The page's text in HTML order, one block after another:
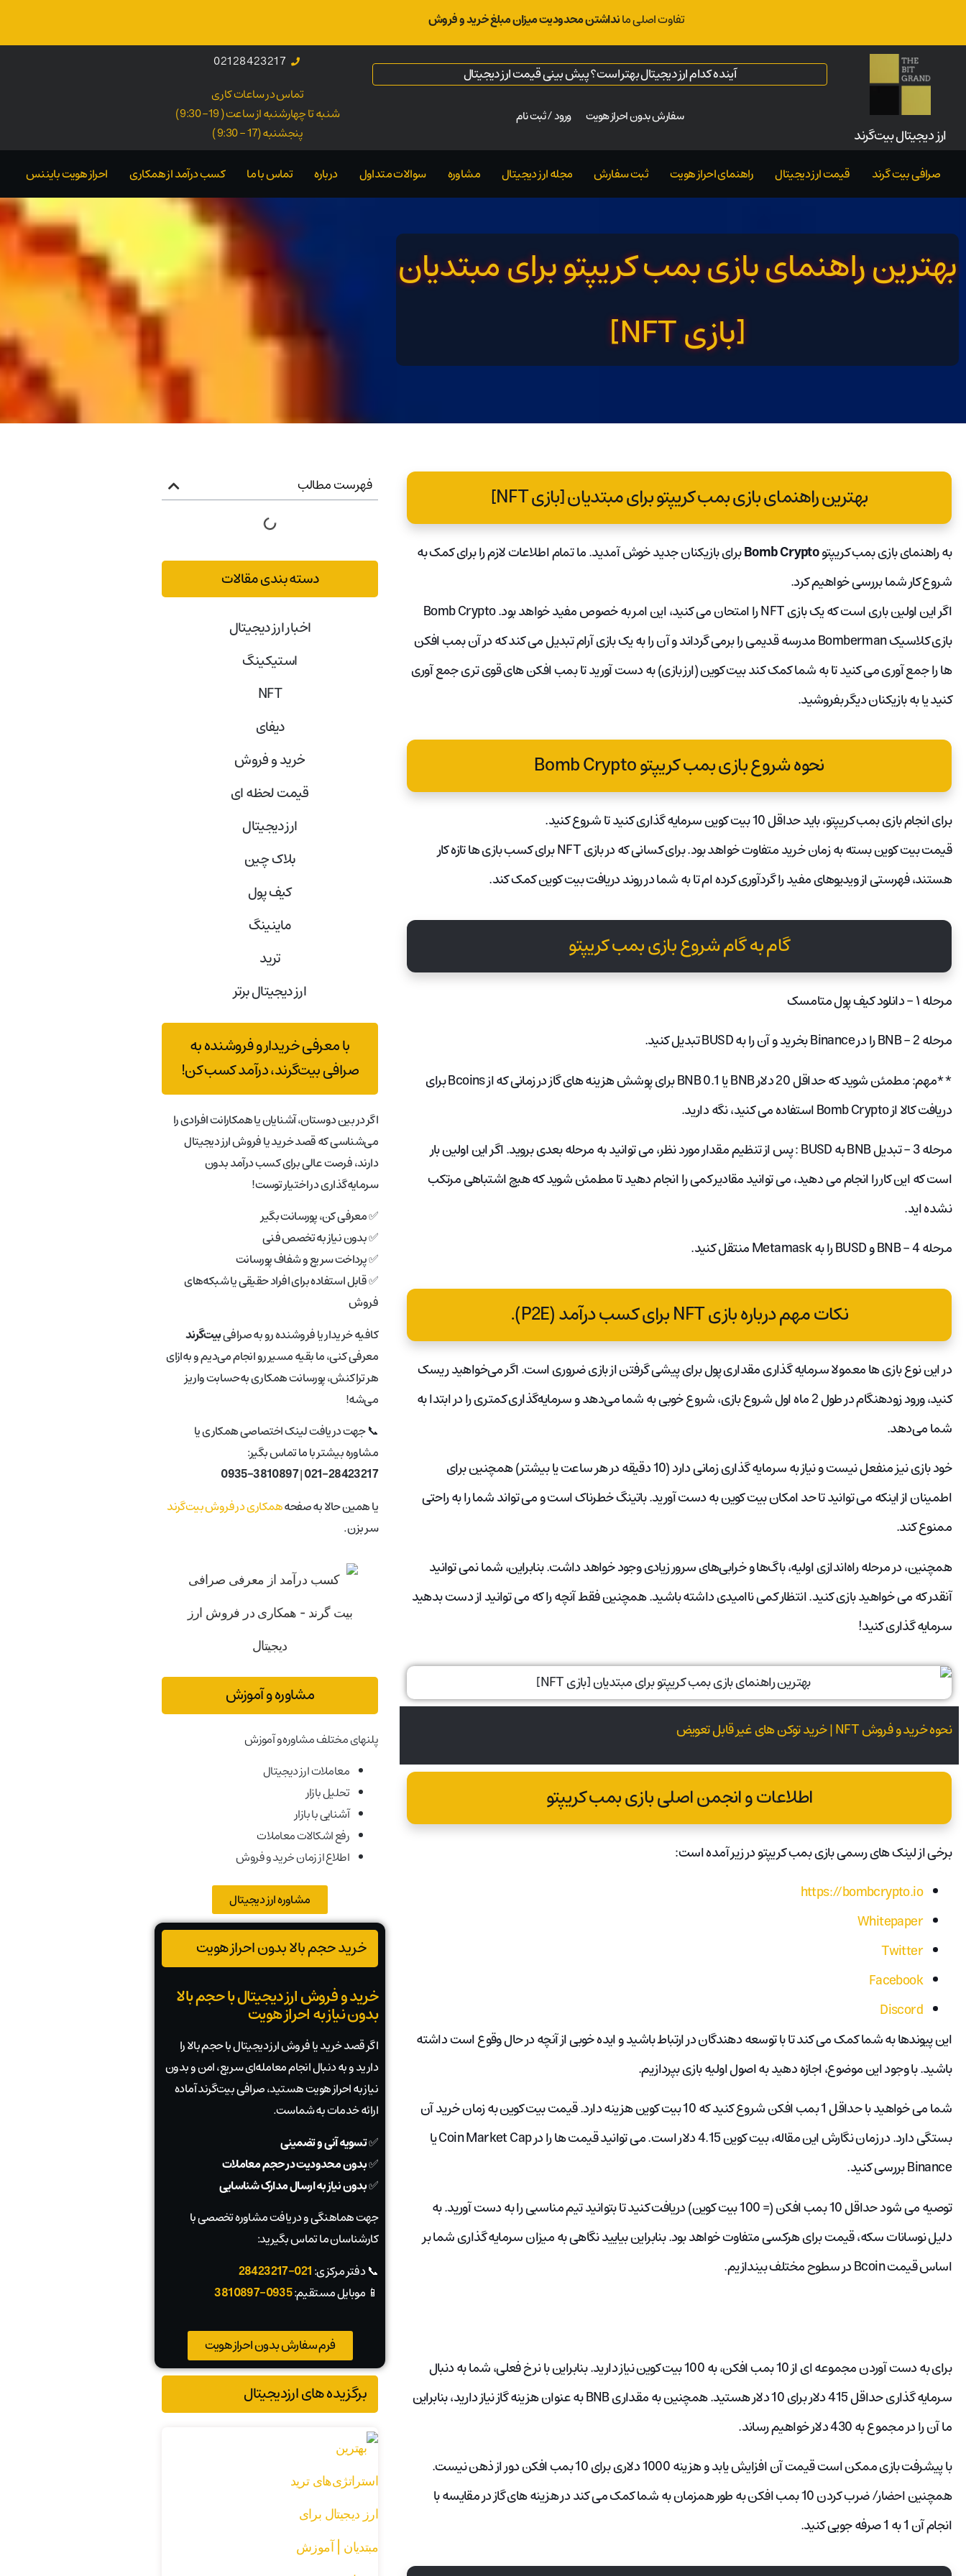
تفاوت اصلی مانداشتن محدودیت میزان مبلغ خرید و فروش
ارز‌ دیجیتال بیت‌گرند
آینده کدام ارز دیجیتال بهتر است؟ پیش بینی قیمت ارز دیجیتال
سفارش بدون احراز هویت ورود / ثبت نام
02128423217
تماس در ساعات کاری
شنبه تا چهارشنبه از ساعت ( 19- 9:30 )
پنجشنبه (17 - 9:30 )
صرافی بیت گرند قیمت ارز دیجیتال راهنمای احراز هویت ثبت سفارش مجله ارز دیجیتال مشاوره سوالات متداول درباره تماس با ما کسب درآمد از همکاری احراز هویت بایننس
بهترین راهنمای بازی بمب کریپتو برای مبتدیان
[بازی NFT]
بهترین راهنمای بازی بمب کریپتو برای مبتدیان [بازی NFT]
به راهنمای بازی بمب کریپتوBomb Cryptoبرای بازیکنان جدید خوش آمدید. ما تمام اطلاعات لازم را برای کمک به
شروع کار شما بررسی خواهیم کرد.
اگر این اولین باری است که یک بازی NFT را امتحان می کنید، این امر به خصوص مفید خواهد بود. Bomb Crypto
بازی کلاسیک Bomberman مدرسه قدیمی را برمی گرداند و آن را به یک بازی آرام تبدیل می کند که در آن بمب افکن
ها را جمع آوری می کنید تا به شما کمک کند بیت کوین (ارز بازی) به دست آورید تا بمب افکن های قوی تری جمع آوری
کنید یا به بازیکنان دیگر بفروشید.
نحوه شروع بازی بمب کریپتو Bomb Crypto
برای انجام بازی بمب کریپتو، باید حداقل 10 بیت کوین سرمایه گذاری کنید تا شروع کنید.
قیمت بیت کوین بسته به زمان خرید متفاوت خواهد بود. برای کسانی که در بازی NFT برای کسب بازی ها تازه کار
هستند، فهرستی از ویدیوهای مفید را گردآوری کرده ام تا به شما در روند دریافت بیت کوین کمک کند.
گام به گام شروع بازی بمب کریپتو
مرحله ۱ – دانلود کیف پول متامسک
مرحله 2 – BNB را در Binance بخرید و آن را به BUSD تبدیل کنید.
**مهم: مطمئن شوید که حداقل 20 دلار BNB یا 0.1 BNB برای پوشش هزینه های گاز در زمانی که از Bcoins برای
دریافت کالا از Bomb Crypto استفاده می کنید، نگه دارید.
مرحله 3 – تبدیل BNB به BUSD : پس از تنظیم مقدار مورد نظر، می توانید به مرحله بعدی بروید. اگر این اولین بار
است که این کار را انجام می دهید، می توانید مقادیر کمی را انجام دهید تا مطمئن شوید که هیچ اشتباهی مرتکب
نشده اید.
مرحله 4 – BNB و BUSD را به Metamask منتقل کنید.
نکات مهم درباره بازی‌ NFT برای کسب درآمد (P2E).
در این نوع بازی ها معمولا سرمایه گذاری مقداری پول برای پیشی گرفتن از بازی ضروری است. اگر می‌خواهید ریسک
کنید، ورود زودهنگام در طول 2 ماه اول شروع بازی، شروع خوبی به شما می‌دهد و سرمایه‌گذاری کمتری را در ابتدا به
شما می‌دهد.
خود بازی نیز منفعل نیست و نیاز به سرمایه گذاری زمانی دارد (10 دقیقه در هر ساعت یا بیشتر) همچنین برای
اطمینان از اینکه می توانید تا حد امکان بیت کوین به دست آورید. باتینگ خطرناک است و می تواند شما را به راحتی
ممنوع کند.
همچنین، در مرحله راه‌اندازی اولیه، باگ‌ها و خرابی‌های سرور زیادی وجود خواهد داشت. بنابراین، شما نمی توانید
آنقدر که می خواهید بازی کنید. انتظار کمی ناامیدی داشته باشید. همچنین فقط آنچه را که می توانید از دست بدهید
سرمایه گذاری کنید!
نحوه خرید و فروش NFT | خرید توکن های غیر قابل تعویض
اطلاعات و انجمن اصلی بازی بمب کریپتو
برخی از لینک های رسمی بازی بمب کریپتو در زیر آمده است:
https://bombcrypto.io
Whitepaper
Twitter
Facebook
Discord
این پیوندها به شما کمک می کند تا با توسعه دهندگان در ارتباط باشید و ایده خوبی از آنچه در حال وقوع است داشته
باشید. با وجود این موضوع، اجازه دهید به اصول اولیه بازی بپردازیم.
شما می خواهید با حداقل 1 بمب افکن شروع کنید که 10 بیت کوین هزینه دارد. قیمت بیت کوین به زمان خرید آن
بستگی دارد. در زمان نگارش این مقاله، بیت کوین 4.15 دلار است. می توانید قیمت ها را در Coin Market Cap یا
Binance بررسی کنید.
توصیه می شود حداقل 10 بمب افکن (= 100 بیت کوین) دریافت کنید تا بتوانید تیم مناسبی را به دست آورید. به
دلیل نوسانات سکه، قیمت برای هرکسی متفاوت خواهد بود. بنابراین بیایید نگاهی به میزان سرمایه گذاری شما بر
اساس قیمت Bcoin در سطوح مختلف بیندازیم.
برای به دست آوردن مجموعه ای از 10 بمب افکن، به 100 بیت کوین نیاز دارید. بنابراین با نرخ فعلی، شما به دنبال
سرمایه گذاری حداقل 415 دلار برای 10 دلار هستید. همچنین به مقداری BNB به عنوان هزینه گاز نیاز دارید، بنابراین
ما آن را در مجموع به 430 دلار خواهیم رساند.
با پیشرفت بازی ممکن است قیمت آن افزایش یابد و هزینه 1000 دلاری برای 10 بمب افکن دور از ذهن نیست.
همچنین احضار/ ضرب کردن 10 بمب افکن به طور همزمان به شما کمک می کند در هزینه های گاز در مقایسه با
انجام آن 1 به 1 صرفه جویی کنید.
فهرست مطالب
دسته بندی مقالات
اخبار ارز دیجیتال
استیکینگ
NFT
دیفای
خرید و فروش
قیمت لحظه ای
ارز دیجیتال
بلاک‌ چین
کیف پول
ماینینگ
ترید
ارز دیجیتال برتر
با معرفی خریدار و فروشنده به
صرافی بیت‌گرند، درآمد کسب کن!
اگر در بین دوستان، آشنایان یا همکارانت افرادی را
می‌شناسی که قصد خرید یا فروش ارز دیجیتال
دارند، فرصت عالی برای کسب درآمد بدون
سرمایه‌گذاری در اختیار توست!
✅ معرفی کن، پورسانت بگیر
✅ بدون نیاز به تخصص فنی
✅ پرداخت سریع و شفاف پورسانت
✅ قابل استفاده برای افراد حقیقی یا شبکه‌های
فروش
کافیه خریدار یا فروشنده رو به صرافیبیت‌گرند
معرفی کنی، ما بقیه مسیر رو انجام می‌دیم و به‌ازای
هر تراکنش، پورسانت همکاری به‌حسابت واریز
می‌شه!
📞 جهت دریافت لینک اختصاصی همکاری یا
مشاوره بیشتر با ما تماس بگیر:
021-28423217
|
0935-3810897
یا همین حالا به صفحههمکاری در فروش بیت‌گرند
سر بزن.
مشاوره و آموزش
پلنهای مختلف مشاوره و آموزش
معاملات ارز دیجیتال
تحلیل بازار
آشنایی با بازار
رفع اشکالات معاملات
اطلاع از زمان خرید و فروش
مشاوره ارز دیجیتال
خرید حجم بالا بدون احراز هویت
خرید و فروش ارز دیجیتال با حجم بالا
بدون نیاز به احراز هویت
اگر قصد خرید یا فروش ارز دیجیتال با حجم بالا را
دارید و به دنبال انجام معامله‌ای سریع، امن و بدون
نیاز به احراز هویت هستید، صرافی بیت‌گرند آماده
ارائه خدمات به شماست.
✅تسویه آنی و تضمینی
✅بدون محدودیت در حجم معاملات
✅بدون نیاز به ارسال مدارک شناسایی
جهت هماهنگی و دریافت مشاوره تخصصی با
کارشناسان ما تماس بگیرید:
📞 دفتر مرکزی:021-28423217
📱 موبایل مستقیم:0935-3810897
فرم سفارش بدون احراز هویت
برگزیده های ارزدیجیتال